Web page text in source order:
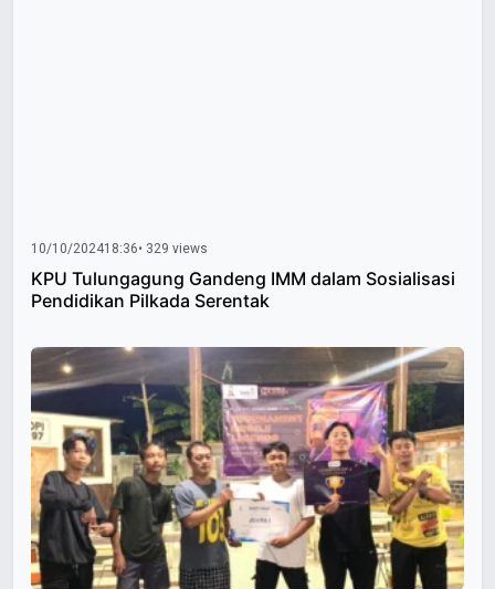
10/10/202418:36• 329 views
KPU Tulungagung Gandeng IMM dalam Sosialisasi
Pendidikan Pilkada Serentak